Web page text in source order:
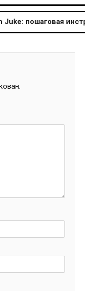
Juke: пошаговая